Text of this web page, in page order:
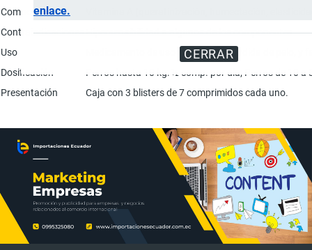
enlace.
CERRAR
Composición
ContraindicacionesHipersensibilidad a algunos de los componentes.
Uso
Medicamento de uso veterinario; Pérdida de pelo,
Dosificación
Perros hasta 10 kg: ½ comp. por día; Perros de 10
Presentación
Caja con 3 blisters de 7 comprimidos cada uno.